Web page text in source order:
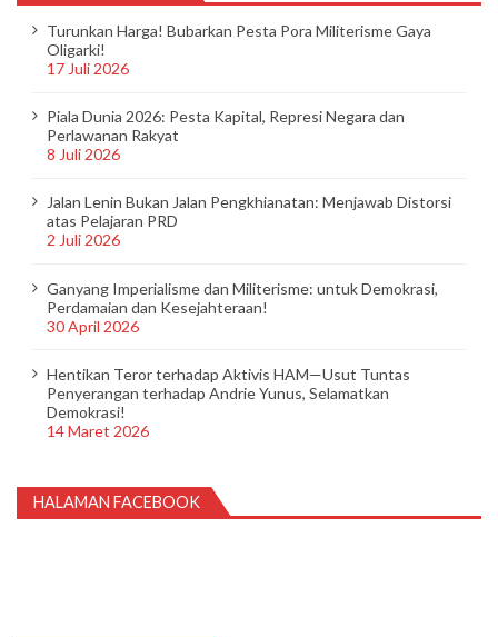
Turunkan Harga! Bubarkan Pesta Pora Militerisme Gaya
Oligarki!
17 Juli 2026
Piala Dunia 2026: Pesta Kapital, Represi Negara dan
Perlawanan Rakyat
8 Juli 2026
Jalan Lenin Bukan Jalan Pengkhianatan: Menjawab Distorsi
atas Pelajaran PRD
2 Juli 2026
Ganyang Imperialisme dan Militerisme: untuk Demokrasi,
Perdamaian dan Kesejahteraan!
30 April 2026
Hentikan Teror terhadap Aktivis HAM—Usut Tuntas
Penyerangan terhadap Andrie Yunus, Selamatkan
Demokrasi!
14 Maret 2026
HALAMAN FACEBOOK